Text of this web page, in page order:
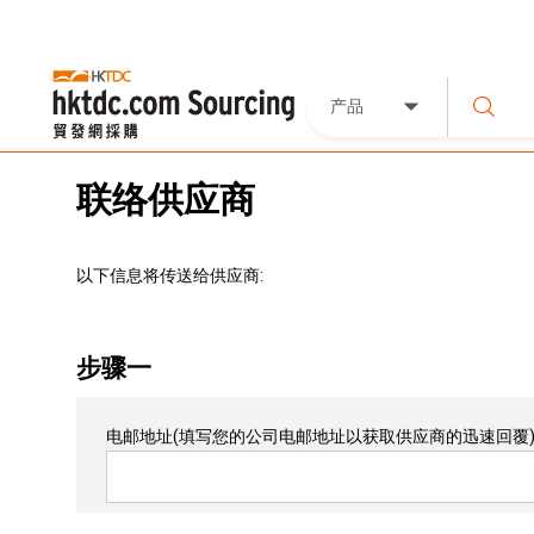
产品
联络供应商
以下信息将传送给供应商:
步骤一
电邮地址(填写您的公司电邮地址以获取供应商的迅速回覆)